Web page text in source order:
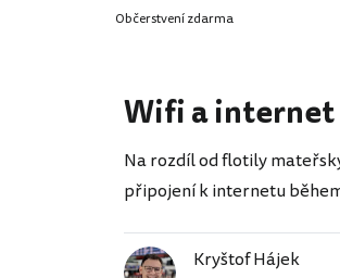
Občerstvení zdarma
Wifi a internet
Na rozdíl od flotily
připojení k internetu
Kryštof Hájek